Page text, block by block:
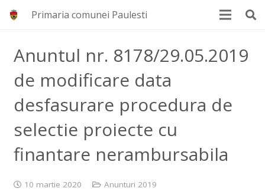
Primaria comunei Paulesti
Anuntul nr. 8178/29.05.2019
de modificare data
desfasurare procedura de
selectie proiecte cu
finantare nerambursabila
10 martie 2020 Anunturi 2019